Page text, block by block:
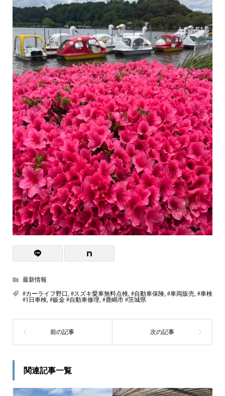
最新情報
#カーライフ野口, #スズキ愛車無料点検, #自動車保険, #車両販売, #車検
#1日車検, #鈑金 #自動車修理, #鹿嶋市 #茨城県
関連記事一覧